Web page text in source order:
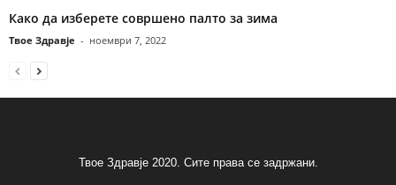
Како да изберете совршено палто за зима
Твое Здравје - ноември 7, 2022
Твое Здравје 2020. Сите права се задржани.